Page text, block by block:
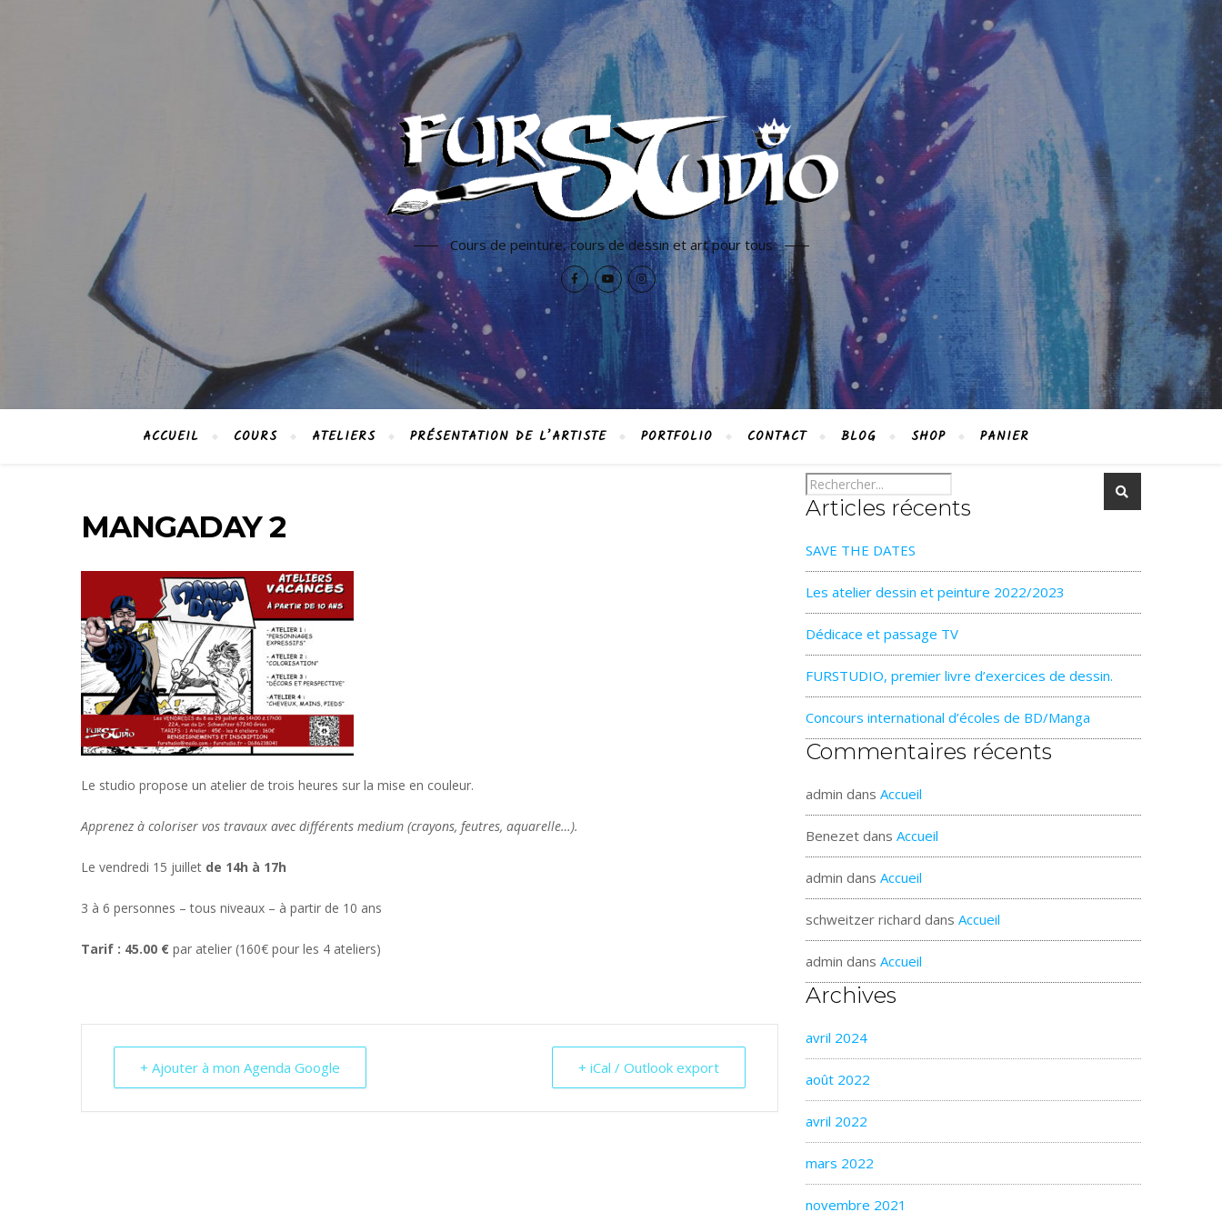
Cours de peinture, cours de dessin et art pour tous
ACCUEIL COURS ATELIERS PRÉSENTATION DE L’ARTISTE PORTFOLIO CONTACT BLOG SHOP PANIER
MANGADAY 2
Le studio propose un atelier de trois heures sur la mise en couleur.
Apprenez à coloriser vos travaux avec différents medium (crayons, feutres, aquarelle…).
Le vendredi 15 juillet de 14h à 17h
3 à 6 personnes – tous niveaux – à partir de 10 ans
Tarif : 45.00 € par atelier (160€ pour les 4 ateliers)
+ Ajouter à mon Agenda Google + iCal / Outlook export
Articles récents
SAVE THE DATES
Les atelier dessin et peinture 2022/2023
Dédicace et passage TV
FURSTUDIO, premier livre d’exercices de dessin.
Concours international d’écoles de BD/Manga
Commentaires récents
admin dansAccueil
Benezet dansAccueil
admin dansAccueil
schweitzer richard dansAccueil
admin dansAccueil
Archives
avril 2024
août 2022
avril 2022
mars 2022
novembre 2021